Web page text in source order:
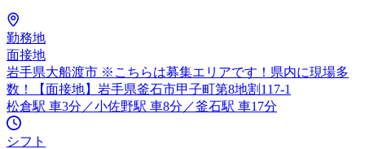
勤務地
面接地
岩手県大船渡市 ※こちらは募集エリアです！県内に現場多
数！【面接地】岩手県釜石市甲子町第8地割117-1
松倉駅 車3分／小佐野駅 車8分／釜石駅 車17分
シフト